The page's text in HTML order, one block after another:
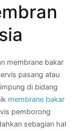
membrane bakar
pasang atau
di bidang
membrane bakar
pemborong
sebagian hal